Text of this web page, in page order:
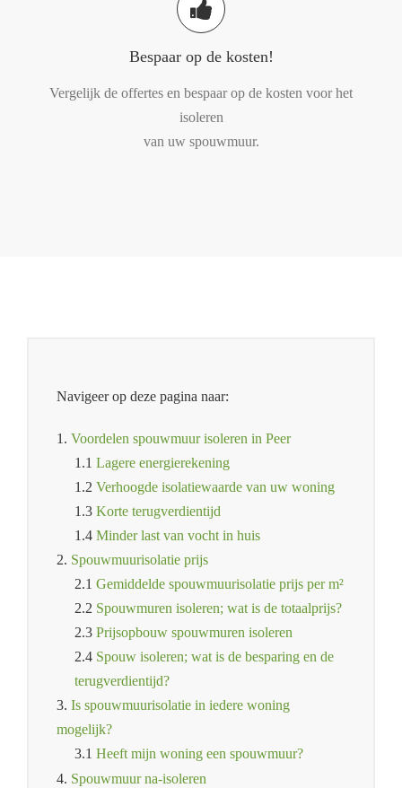
Bespaar op de kosten!
Vergelijk de offertes en bespaar op de kosten voor het
isoleren
van uw spouwmuur.
Navigeer op deze pagina naar:
1. Voordelen spouwmuur isoleren in Peer
1.1 Lagere energierekening
1.2 Verhoogde isolatiewaarde van uw woning
1.3 Korte terugverdientijd
1.4 Minder last van vocht in huis
2. Spouwmuurisolatie prijs
2.1 Gemiddelde spouwmuurisolatie prijs per m²
2.2 Spouwmuren isoleren; wat is de totaalprijs?
2.3 Prijsopbouw spouwmuren isoleren
2.4 Spouw isoleren; wat is de besparing en de
terugverdientijd?
3. Is spouwmuurisolatie in iedere woning
mogelijk?
3.1 Heeft mijn woning een spouwmuur?
4. Spouwmuur na-isoleren